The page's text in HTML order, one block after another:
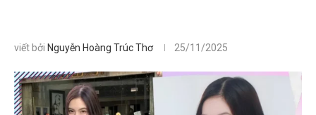
viết bởi Nguyễn Hoàng Trúc Thơ 25/11/2025